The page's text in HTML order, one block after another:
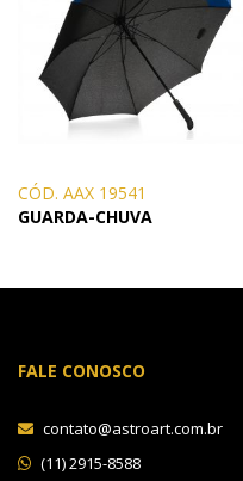
CÓD. AAX 19541
GUARDA-CHUVA
FALE CONOSCO
contato@astroart.com.br
(11) 2915-8588